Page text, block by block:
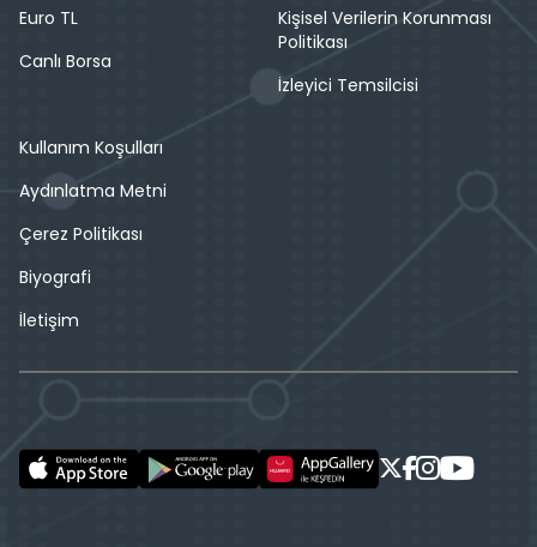
Euro TL
Canlı Borsa
Kişisel Verilerin Korunması
Politikası
İzleyici Temsilcisi
Kullanım Koşulları
Aydınlatma Metni
Çerez Politikası
Biyografi
İletişim